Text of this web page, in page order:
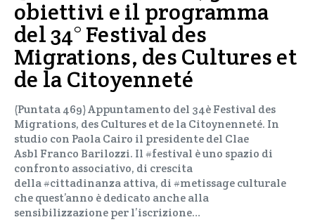
obiettivi e il programma
del 34° Festival des
Migrations, des Cultures et
de la Citoyenneté
(Puntata 469) Appuntamento del 34è Festival des
Migrations, des Cultures et de la Citoynenneté. In
studio con Paola Cairo il presidente del Clae
Asbl Franco Barilozzi. Il #festival è uno spazio di
confronto associativo, di crescita
della #cittadinanza attiva, di #metissage culturale
che quest’anno è dedicato anche alla
sensibilizzazione per l’iscrizione…